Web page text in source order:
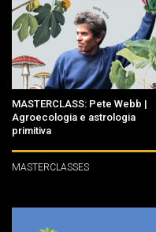
MASTERCLASS: Pete Webb |
Agroecologia e astrologia
primitiva
MASTERCLASSES